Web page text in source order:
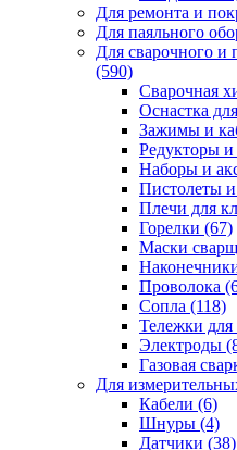
Для ремонта и
Для паяльного
Для сварочного и
(590)
Сварочная
Оснастка
Зажимы и
Редукторы и
Наборы и
Пистолеты
Плечи для
Горелки (67)
Маски
Проволока
Сопла (118)
Тележки для
Электроды
Газовая
Для
Кабели (6)
Шнуры (4)
Датчики (38)